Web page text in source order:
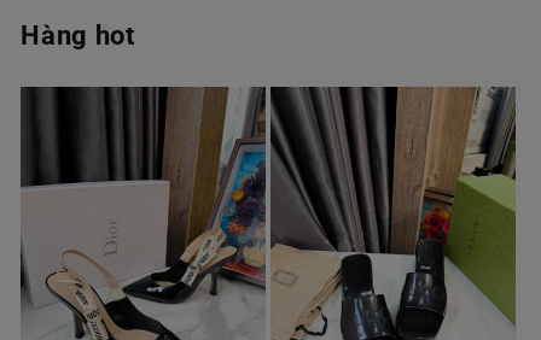
Hàng hot